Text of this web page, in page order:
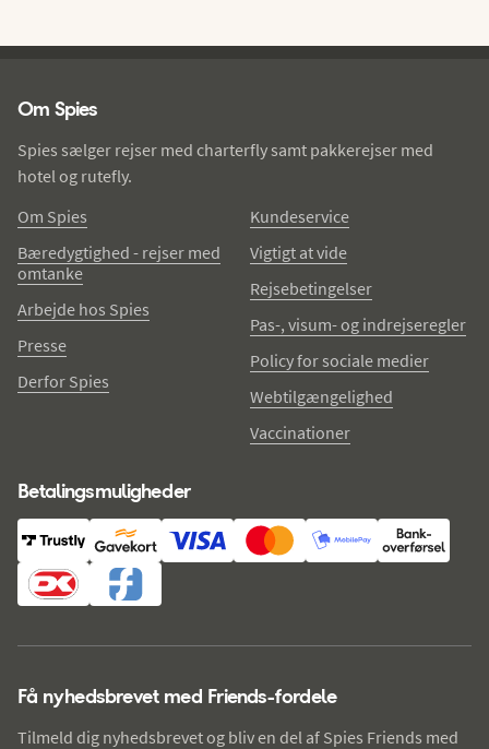
Om Spies
Spies sælger rejser med charterfly samt pakkerejser med
hotel og rutefly.
Om Spies
Bæredygtighed - rejser med
omtanke
Arbejde hos Spies
Presse
Derfor Spies
Kundeservice
Vigtigt at vide
Rejsebetingelser
Pas-, visum- og indrejseregler
Policy for sociale medier
Webtilgængelighed
Vaccinationer
Betalingsmuligheder
Få nyhedsbrevet med Friends-fordele
Tilmeld dig nyhedsbrevet og bliv en del af Spies Friends med